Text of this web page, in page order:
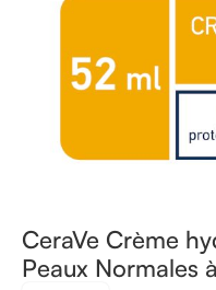
CeraVe Crème
Peaux Normales